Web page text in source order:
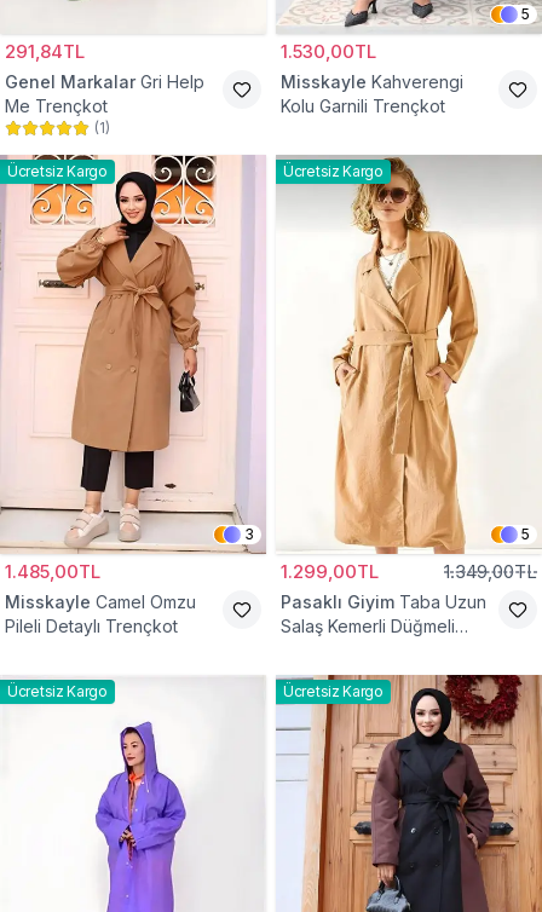
291,84TL
Genel Markalar Gri Help
Me Trençkot
(1)
5
1.530,00TL
Misskayle Kahverengi
Kolu Garnili Trençkot
Ücretsiz Kargo
3
1.485,00TL
Misskayle Camel Omzu
Pileli Detaylı Trençkot
Ücretsiz Kargo
5
1.299,00TL 1.349,00TL
Pasaklı Giyim Taba Uzun
Salaş Kemerli Düğmeli
Ücretsiz Kargo Ücretsiz Kargo